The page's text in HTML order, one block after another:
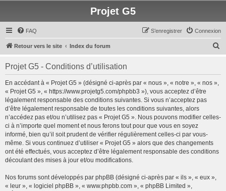
Projet G5
FAQ Connexion
S’enregistrer
Retour vers le site Index du forum
c
Projet G5 - Conditions d’utilisation
En accédant à « Projet G5 » (désigné ci-après par « nous », « notre », « nos »,
« Projet G5 », « https://www.projetg5.com/phpbb3 »), vous acceptez d’être
légalement responsable des conditions suivantes. Si vous n’acceptez pas
d’être légalement responsable de toutes les conditions suivantes, alors
n’accédez pas et/ou n’utilisez pas « Projet G5 ». Nous pouvons modifier celles-
ci à n’importe quel moment et nous ferons tout pour que vous en soyez
informé, bien qu’il soit prudent de vérifier régulièrement celles-ci par vous-
même. Si vous continuez d’utiliser « Projet G5 » alors que des changements
ont été effectués, vous acceptez d’être légalement responsable des conditions
découlant des mises à jour et/ou modifications.
Nos forums sont développés par phpBB (désigné ci-après par « ils », « eux »,
« leur », « logiciel phpBB », « www.phpbb.com », « phpBB Limited »,